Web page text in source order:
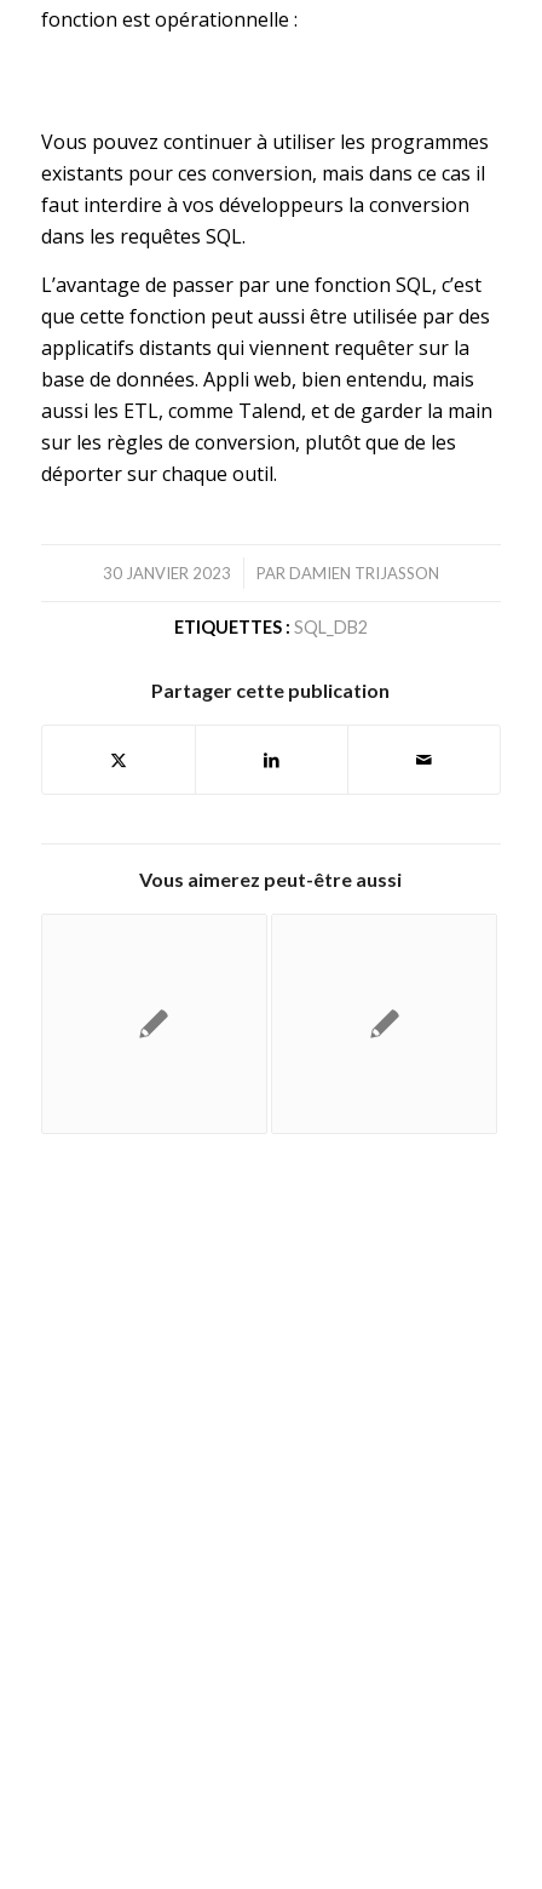
fonction est opérationnelle :
Vous pouvez continuer à utiliser les programmes
existants pour ces conversion, mais dans ce cas il
faut interdire à vos développeurs la conversion
dans les requêtes SQL.
L’avantage de passer par une fonction SQL, c’est
que cette fonction peut aussi être utilisée par des
applicatifs distants qui viennent requêter sur la
base de données. Appli web, bien entendu, mais
aussi les ETL, comme Talend, et de garder la main
sur les règles de conversion, plutôt que de les
déporter sur chaque outil.
30 JANVIER 2023
/ PAR DAMIEN TRIJASSON
ETIQUETTES : SQL_DB2
Partager cette publication
Vous aimerez peut-être aussi